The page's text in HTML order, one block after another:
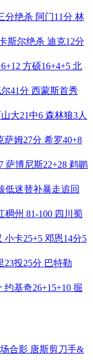
分绝杀 阿门11分 林
斯尔绝杀 迪克12分
方硕16+4+5 北
41分 西蒙斯首秀
大21中6 森林狼3人
萨姆27分 希罗40+8
萨博尼斯22+28 鹈鹕
低迷替补暴走追回
稠州 81-100 四川蜀
小卡25+5 邓恩14分5
23投25分 巴特勒
约基奇26+15+10 掘
场合影 唐斯剪刀手&